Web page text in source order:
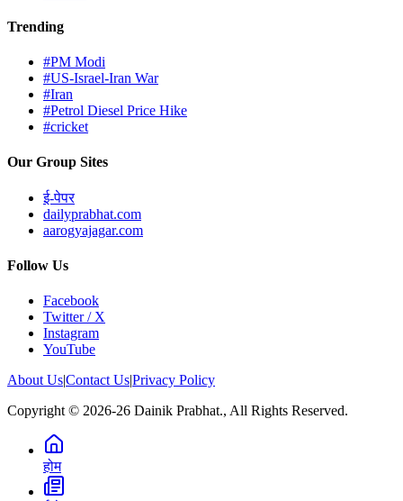
Trending
#PM Modi
#US-Israel-Iran War
#Iran
#Petrol Diesel Price Hike
#cricket
Our Group Sites
ई-पेपर
dailyprabhat.com
aarogyajagar.com
Follow Us
Facebook
Twitter / X
Instagram
YouTube
About Us|Contact Us|Privacy Policy
Copyright © 2026-26 Dainik Prabhat., All Rights Reserved.
होम